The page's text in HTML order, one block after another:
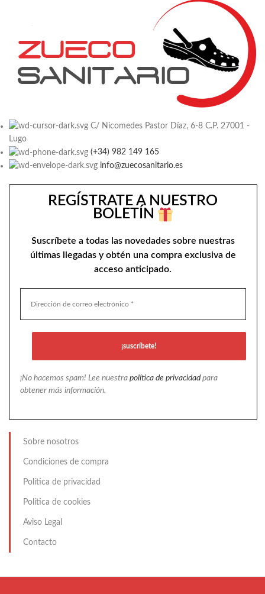
C/ Nicomedes Pastor Díaz, 6-8 C.P. 27001 -
Lugo
(+34) 982 149 165
info@zuecosanitario.es
REGÍSTRATE A NUESTRO
BOLETÍN
Suscríbete a todas las novedades sobre nuestras
últimas llegadas y obtén una compra exclusiva de
acceso anticipado.
¡No hacemos spam! Lee nuestra política de privacidad para
obtener más información.
Sobre nosotros
Condiciones de compra
Política de privacidad
Política de cookies
Aviso Legal
Contacto